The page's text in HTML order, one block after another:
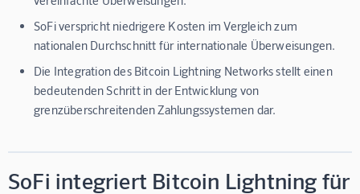
SoFi verspricht niedrigere Kosten im Vergleich zum
nationalen Durchschnitt für internationale Überweisungen.
Die Integration des Bitcoin Lightning Networks stellt einen
bedeutenden Schritt in der Entwicklung von
grenzüberschreitenden Zahlungssystemen dar.
SoFi integriert Bitcoin Lightning für